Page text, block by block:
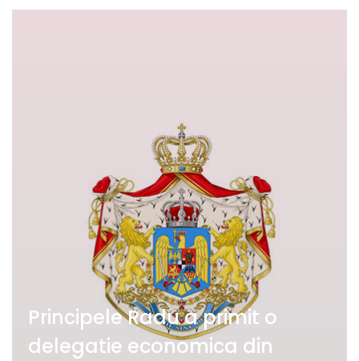
Principele Radu a primit o
delegatie economica din